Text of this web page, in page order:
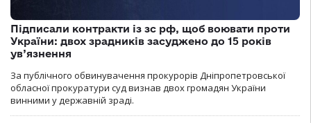
Підписали контракти із зс рф, щоб воювати проти
України: двох зрадників засуджено до 15 років
ув’язнення
За публічного обвинувачення прокурорів Дніпропетровської
обласної прокуратури суд визнав двох громадян України
винними у державній зраді.